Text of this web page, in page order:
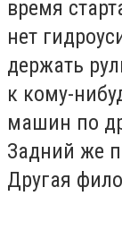
время
нет
держать
к кому-
машин по
Задний же
Другая